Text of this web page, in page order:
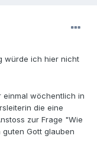
würde ich hier nicht
einmal wöchentlich in
die eine
zur Frage "Wie
Gott glauben